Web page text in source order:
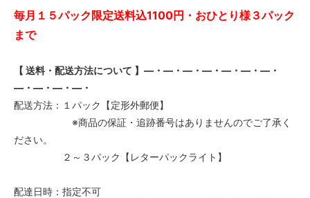
毎月１５パック限定送料込1100円・おひとり様３パック
まで
【 送料・配送方法について 】―・―・―・―・―・―・―・
―・―・―・―・
配送方法：１パック【定形外郵便】
※商品の保証・追跡番号はありませんのでご了承く
ださい。
２～３パック【レターパックライト】
配達日時：指定不可